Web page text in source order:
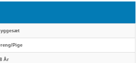
Pige
År